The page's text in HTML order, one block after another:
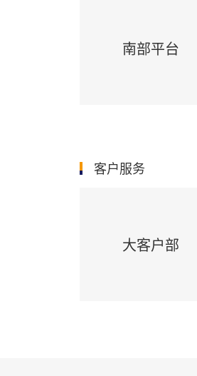
南部平台
客户服务
大客户部